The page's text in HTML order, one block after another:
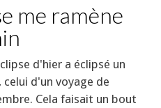
me ramène
d'hier a éclipsé un
d'un voyage de
Cela faisait un bout